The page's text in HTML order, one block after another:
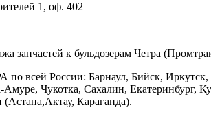
1, оф. 402
к бульдозерам Четра
по всей России: Барнаул, Бийск,
Амуре, Чукотка, Сахалин,
Караганда).